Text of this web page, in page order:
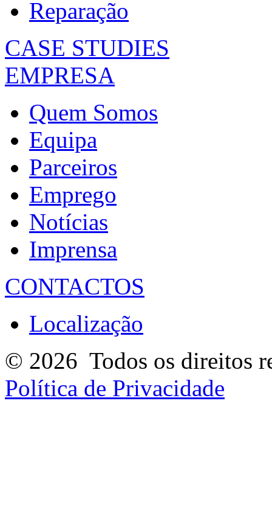
Reparação
CASE STUDIES
EMPRESA
Quem Somos
Equipa
Parceiros
Emprego
Notícias
Imprensa
CONTACTOS
Localização
© 2026 Todos os direitos
Política de Privacidade